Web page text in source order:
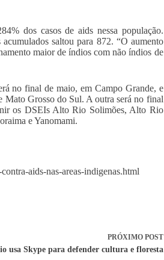
dos casos de aids nessa população.
saltou para 872. “O aumento
maior de índios com não índios de
no final de maio, em Campo Grande, e
Grosso do Sul. A outra será no final
os DSEIs Alto Rio Solimões, Alto Rio
e Yanomami.
aids-nas-areas-indigenas.html
PRÓXIMO POST
usa Skype para defender cultura e floresta